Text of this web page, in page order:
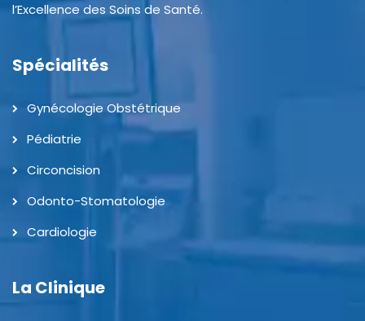
l’Excellence des Soins de Santé.
Spécialités
Gynécologie Obstétrique
Pédiatrie
Circoncision
Odonto-Stomatologie
Cardiologie
La Clinique